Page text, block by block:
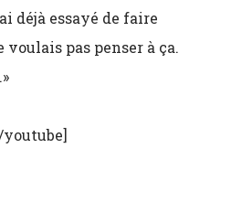
déjà essayé de faire
pas penser à ça.